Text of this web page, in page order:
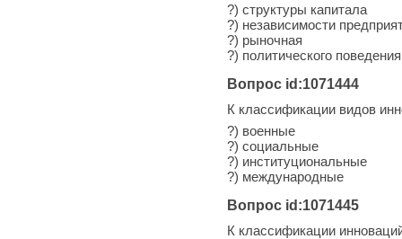
?) структуры капитала
?) независимости
?) рыночная
?) политического поведения
Вопрос id:1071444
К классификации видов
?) военные
?) социальные
?) институциональные
?) международные
Вопрос id:1071445
К классификации